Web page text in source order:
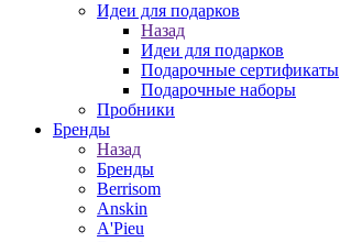
Идеи для подарков
Назад
Идеи для подарков
Подарочные сертификаты
Подарочные наборы
Пробники
Бренды
Назад
Бренды
Berrisom
Anskin
A'Pieu